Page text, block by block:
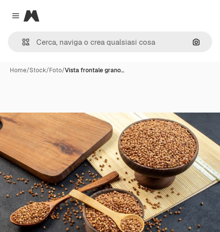
Close menu
Magnific
Cerca
Home/Stock/Foto/Vista frontale grano…